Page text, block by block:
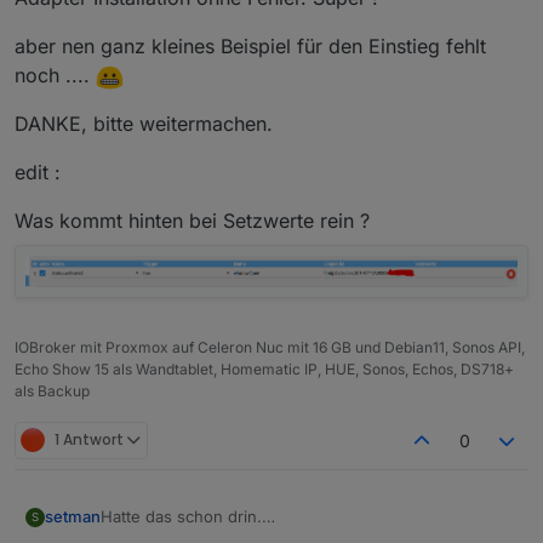
aber nen ganz kleines Beispiel für den Einstieg fehlt
noch ....
DANKE, bitte weitermachen.
edit :
Was kommt hinten bei Setzwerte rein ?
IOBroker mit Proxmox auf Celeron Nuc mit 16 GB und Debian11, Sonos API,
Echo Show 15 als Wandtablet, Homematic IP, HUE, Sonos, Echos, DS718+
als Backup
1 Antwort 0
S setmanHatte das schon drin.